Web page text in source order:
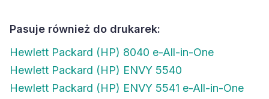
Pasuje również do drukarek:
Hewlett Packard (HP) 8040 e-All-in-One
Hewlett Packard (HP) ENVY 5540
Hewlett Packard (HP) ENVY 5541 e-All-in-One